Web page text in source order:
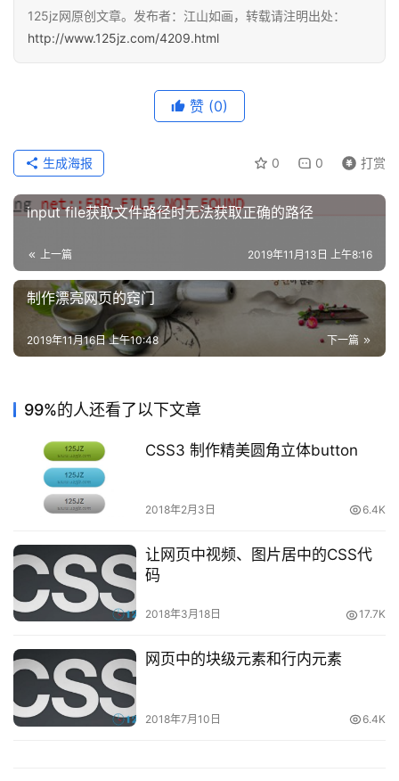
资
源
A
I
工
125jz网原创文章。发布者：江山如画，转载请注明出处：
http://www.125jz.com/4209.html
赞 (0)
0 0 打赏
生成海报
input file获取文件路径时无法获取正确的路径
上一篇 2019年11月13日 上午8:16
制作漂亮网页的窍门
下一篇
2019年11月16日 上午10:48
99%的人还看了以下文章
CSS3 制作精美圆角立体button
2018年2月3日 6.4K
让网页中视频、图片居中的CSS代
码
2018年3月18日 17.7K
网页中的块级元素和行内元素
2018年7月10日 6.4K